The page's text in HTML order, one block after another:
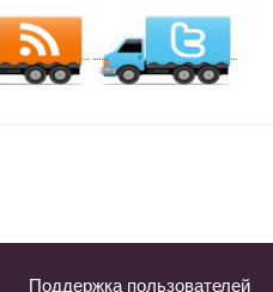
Поддержка пользователей